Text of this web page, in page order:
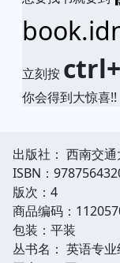
立刻按
你会得到大惊喜!!
出版社： 西南交
ISBN：
版次：4
商品编码：
包装：平装
丛书名： 英语专